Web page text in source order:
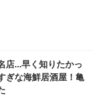
店...早く知りたかっ
ぎな海鮮居酒屋！亀